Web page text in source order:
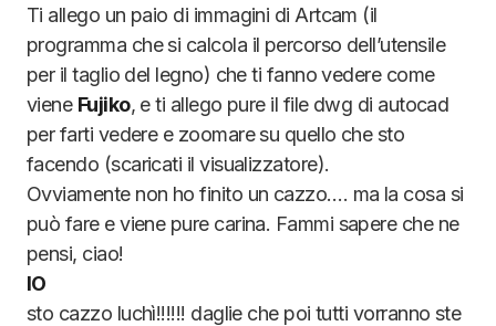
Ti allego un paio di immagini di Artcam (il
programma che si calcola il percorso dell’utensile
per il taglio del legno) che ti fanno vedere come
viene Fujiko, e ti allego pure il file dwg di autocad
per farti vedere e zoomare su quello che sto
facendo (scaricati il visualizzatore).
Ovviamente non ho finito un cazzo…. ma la cosa si
può fare e viene pure carina. Fammi sapere che ne
pensi, ciao!
IO
sto cazzo luchì!!!!!! daglie che poi tutti vorranno ste